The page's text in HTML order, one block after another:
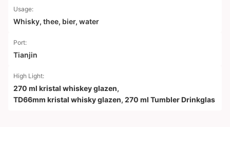
Usage:
Whisky, thee, bier, water
Port:
Tianjin
High Light:
270 ml kristal whiskey glazen,
TD66mm kristal whisky glazen, 270 ml Tumbler Drinkglas